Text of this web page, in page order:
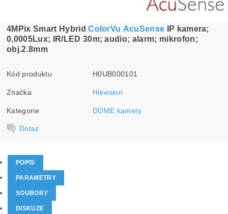
4MPix Smart HybridColorVu AcuSense IP kamera;
0,0005Lux; IR/LED 30m; audio; alarm; mikrofon;
obj.2.8mm
Kód produktu H0UB000101
Značka Hikvision
Kategorie DOME kamery
Dotaz
POPIS
PARAMETRY
SOUBORY
DISKUZE